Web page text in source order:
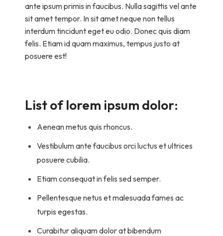
ante ipsum primis in faucibus. Nulla sagittis vel ante
sit amet tempor. In sit amet neque non tellus
interdum tincidunt eget eu odio. Donec quis diam
felis. Etiam id quam maximus, tempus justo at
posuere est!
List of lorem ipsum dolor:
Aenean metus quis rhoncus.
Vestibulum ante faucibus orci luctus et ultrices
posuere cubilia.
Etiam consequat in felis sed semper.
Pellentesque netus et malesuada fames ac
turpis egestas.
Curabitur aliquam dolor at bibendum